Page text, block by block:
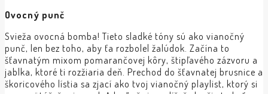
Ovocný punč
Svieža ovocná bomba! Tieto sladké tóny sú ako vianočný
punč, len bez toho, aby ťa rozbolel žalúdok. Začína to
šťavnatým mixom pomarančovej kôry, štipľavého zázvoru a
jablka, ktoré ti rozžiaria deň. Prechod do šťavnatej brusnice a
škoricového lístia sa zjací ako tvoj vianočný playlist, ktorý si